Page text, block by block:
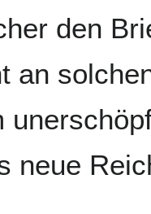
den
an
neue